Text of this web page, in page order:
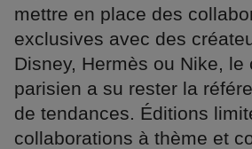
mettre en place des
exclusives avec des
Disney, Hermès ou Nike, le
parisien a su rester la
de tendances. Éditions
collaborations à thème et